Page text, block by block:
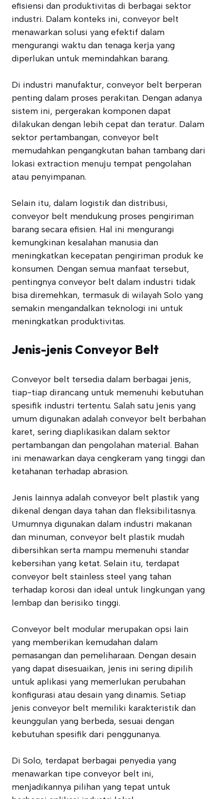
efisiensi dan produktivitas di berbagai sektor
industri. Dalam konteks ini, conveyor belt
menawarkan solusi yang efektif dalam
mengurangi waktu dan tenaga kerja yang
diperlukan untuk memindahkan barang.
Di industri manufaktur, conveyor belt berperan
penting dalam proses perakitan. Dengan adanya
sistem ini, pergerakan komponen dapat
dilakukan dengan lebih cepat dan teratur. Dalam
sektor pertambangan, conveyor belt
memudahkan pengangkutan bahan tambang dari
lokasi extraction menuju tempat pengolahan
atau penyimpanan.
Selain itu, dalam logistik dan distribusi,
conveyor belt mendukung proses pengiriman
barang secara efisien. Hal ini mengurangi
kemungkinan kesalahan manusia dan
meningkatkan kecepatan pengiriman produk ke
konsumen. Dengan semua manfaat tersebut,
pentingnya conveyor belt dalam industri tidak
bisa diremehkan, termasuk di wilayah Solo yang
semakin mengandalkan teknologi ini untuk
meningkatkan produktivitas.
Jenis-jenis Conveyor Belt
Conveyor belt tersedia dalam berbagai jenis,
tiap-tiap dirancang untuk memenuhi kebutuhan
spesifik industri tertentu. Salah satu jenis yang
umum digunakan adalah conveyor belt berbahan
karet, sering diaplikasikan dalam sektor
pertambangan dan pengolahan material. Bahan
ini menawarkan daya cengkeram yang tinggi dan
ketahanan terhadap abrasion.
Jenis lainnya adalah conveyor belt plastik yang
dikenal dengan daya tahan dan fleksibilitasnya.
Umumnya digunakan dalam industri makanan
dan minuman, conveyor belt plastik mudah
dibersihkan serta mampu memenuhi standar
kebersihan yang ketat. Selain itu, terdapat
conveyor belt stainless steel yang tahan
terhadap korosi dan ideal untuk lingkungan yang
lembap dan berisiko tinggi.
Conveyor belt modular merupakan opsi lain
yang memberikan kemudahan dalam
pemasangan dan pemeliharaan. Dengan desain
yang dapat disesuaikan, jenis ini sering dipilih
untuk aplikasi yang memerlukan perubahan
konfigurasi atau desain yang dinamis. Setiap
jenis conveyor belt memiliki karakteristik dan
keunggulan yang berbeda, sesuai dengan
kebutuhan spesifik dari penggunanya.
Di Solo, terdapat berbagai penyedia yang
menawarkan tipe conveyor belt ini,
menjadikannya pilihan yang tepat untuk